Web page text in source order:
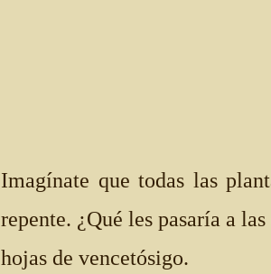
Imagínate que todas las
repente. ¿Qué les pasaría a
hojas de vencetósigo.